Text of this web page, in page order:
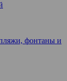
фонтаны и